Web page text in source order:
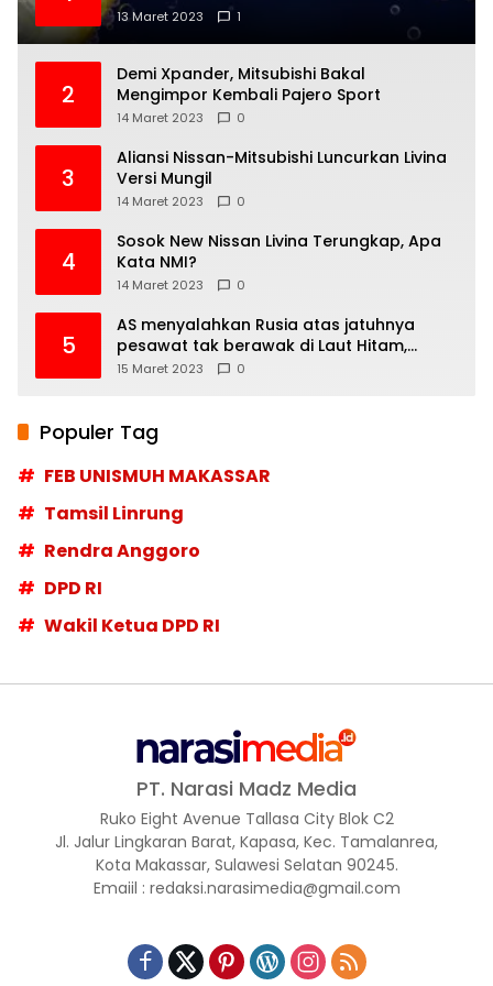
13 Maret 2023 1
2
Demi Xpander, Mitsubishi Bakal
Mengimpor Kembali Pajero Sport
14 Maret 2023 0
3
Aliansi Nissan-Mitsubishi Luncurkan Livina
Versi Mungil
14 Maret 2023 0
4
Sosok New Nissan Livina Terungkap, Apa
Kata NMI?
14 Maret 2023 0
5
AS menyalahkan Rusia atas jatuhnya
pesawat tak berawak di Laut Hitam,
Moskow menyangkal
15 Maret 2023 0
Populer Tag
FEB UNISMUH MAKASSAR
Tamsil Linrung
Rendra Anggoro
DPD RI
Wakil Ketua DPD RI
PT. Narasi Madz Media
Ruko Eight Avenue Tallasa City Blok C2
Jl. Jalur Lingkaran Barat, Kapasa, Kec. Tamalanrea,
Kota Makassar, Sulawesi Selatan 90245.
Emaiil : redaksi.narasimedia@gmail.com